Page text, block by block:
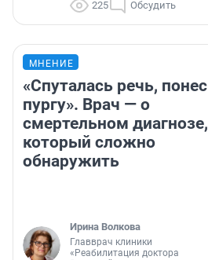
225 Обсудить
МНЕНИЕ
«Спуталась речь, понес
пургу». Врач — о
смертельном диагнозе,
который сложно
обнаружить
Ирина Волкова
Главврач клиники
«Реабилитация доктора